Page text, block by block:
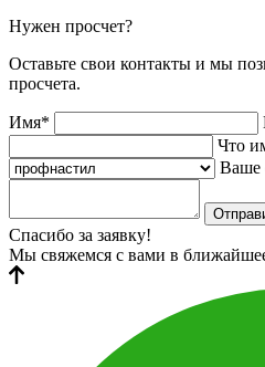
Нужен просчет?
Оставьте свои контакты и мы
просчета.
Имя*
Что
Ваше
Спасибо за заявку!
Мы свяжемся с вами в